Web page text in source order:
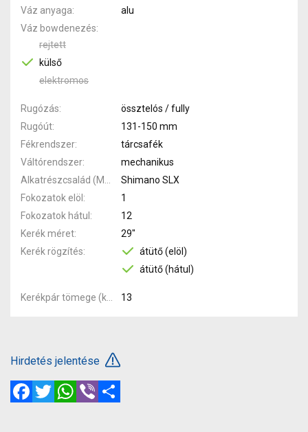
Váz anyaga
alu
Váz bowdenezés
rejtett
külső
elektromos
Rugózás
össztelós / fully
Rugóút
131-150 mm
Fékrendszer
tárcsafék
Váltórendszer
mechanikus
Shimano SLX
Fokozatok elöl
1
Fokozatok hátul
12
Kerék méret
29"
Kerék rögzítés
átütő (elöl)
átütő (hátul)
13
Hirdetés jelentése
FacebookTwitterWhatsApp
Viber